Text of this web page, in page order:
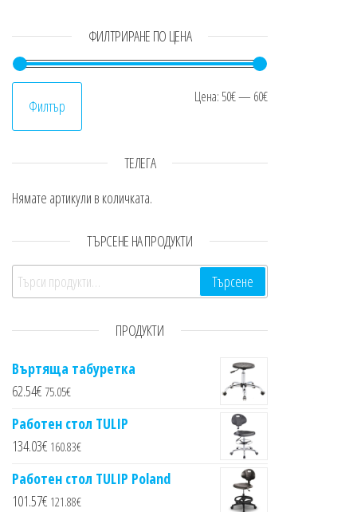
ФИЛТРИРАНЕ ПО ЦЕНА
Минимална
Максимална
Филтър Цена: 50€— 60€
ТЕЛЕГА
Нямате артикули в количката.
ТЪРСЕНЕ НА ПРОДУКТИ
Търсене за:
Търсене
ПРОДУКТИ
Въртяща табуретка
62.54€ 75.05€
Работен стол TULIP
134.03€ 160.83€
Работен стол TULIP Poland
101.57€ 121.88€